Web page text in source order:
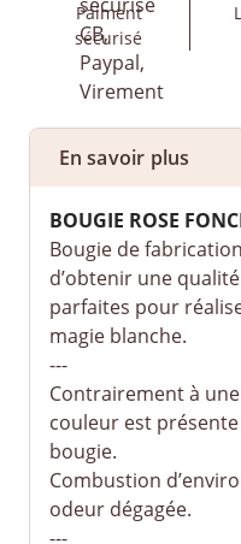
Paiment
sécurisé
En savoir plus
BOUGIE ROSE
Bougie de
d’obtenir une
parfaites pour
magie blanche.
---
Contrairement à
couleur est présente
bougie.
Combustion
odeur dégagée.
---